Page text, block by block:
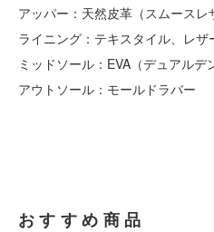
アッパー：天然皮革（スムースレ
ライニング：テキスタイル、レザ
ミッドソール：EVA（デュアルデ
アウトソール：モールドラバー
おすすめ商品